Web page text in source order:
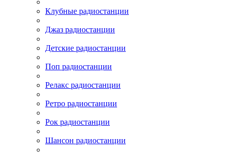
Клубные радиостанции
Джаз радиостанции
Детские радиостанции
Поп радиостанции
Релакс радиостанции
Ретро радиостанции
Рок радиостанции
Шансон радиостанции